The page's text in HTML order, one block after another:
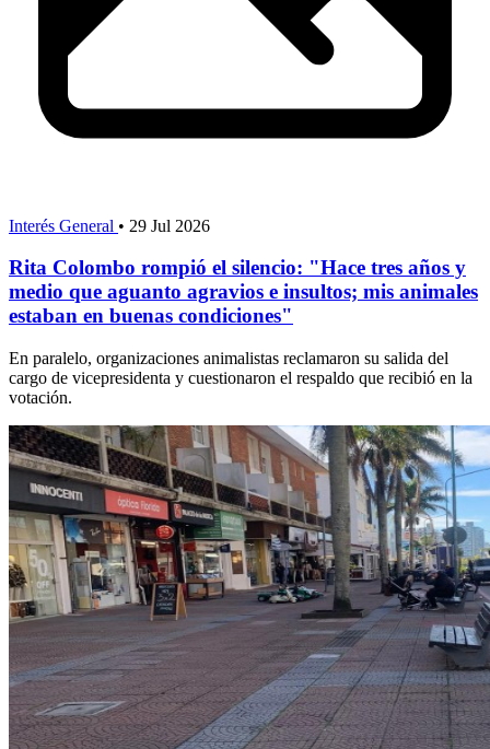
Interés General • 29 Jul 2026
Rita Colombo rompió el silencio: "Hace tres años y
medio que aguanto agravios e insultos; mis animales
estaban en buenas condiciones"
En paralelo, organizaciones animalistas reclamaron su salida del
cargo de vicepresidenta y cuestionaron el respaldo que recibió en la
votación.